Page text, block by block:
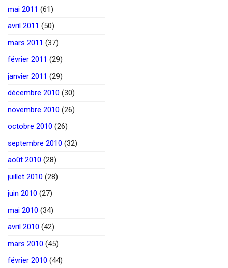
mai 2011 (61)
avril 2011 (50)
mars 2011 (37)
février 2011 (29)
janvier 2011 (29)
décembre 2010 (30)
novembre 2010 (26)
octobre 2010 (26)
septembre 2010 (32)
août 2010 (28)
juillet 2010 (28)
juin 2010 (27)
mai 2010 (34)
avril 2010 (42)
mars 2010 (45)
février 2010 (44)